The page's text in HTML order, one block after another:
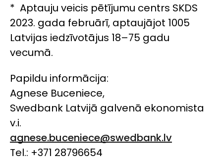
* Aptauju veicis pētījumu centrs SKDS
2023. gada februārī, aptaujājot 1005
Latvijas iedzīvotājus 18–75 gadu
vecumā.
Papildu informācija:
Agnese Buceniece,
Swedbank Latvijā galvenā ekonomista
v.i.
agnese.buceniece@swedbank.lv
Tel.: +371 28796654